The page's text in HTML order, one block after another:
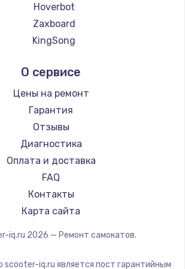
Заказать
электроконфорки
Техобслуживание
900 руб.
Заказать
/ подключение / демонтаж
1300 руб.
Заказать
1400 руб.
Hoverbot
Zaxboard
KingSong
Midway by Yamato
Hunter
Shorner
Joyor
Minimotors
Bork
Segway
О сервисе
Цены на ремонт
Гарантия
Отзывы
Диагностика
Оплата и доставка
FAQ
Контакты
Карта сайта
iq.ru 2026 — Ремонт самокатов.
scooter-iq.ru является пост гарантийным